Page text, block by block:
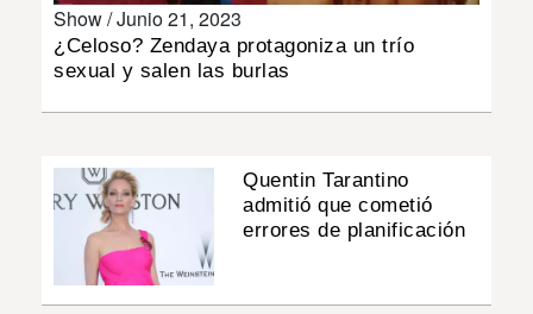
Show /Junio 21, 2023
¿Celoso? Zendaya protagoniza un trío
sexual y salen las burlas
Quentin Tarantino
admitió que cometió
errores de planificación